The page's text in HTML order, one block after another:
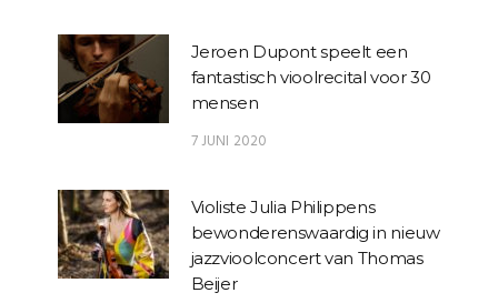
Jeroen Dupont speelt een
fantastisch vioolrecital voor 30
mensen
7 JUNI 2020
Violiste Julia Philippens
bewonderenswaardig in nieuw
jazzvioolconcert van Thomas
Beijer